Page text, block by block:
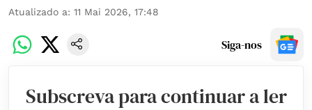
Atualizado a: 11 Mai 2026, 17:48
Siga-nos
Subscreva para continuar a ler